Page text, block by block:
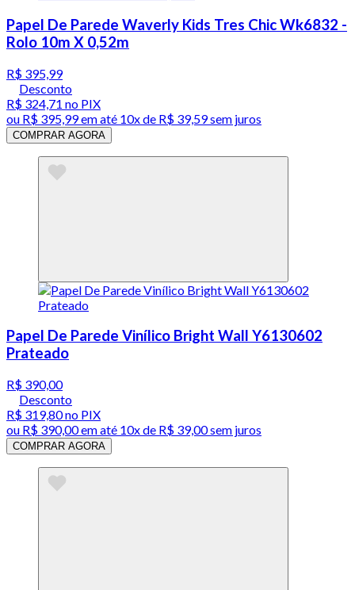
Papel De Parede Waverly Kids Tres Chic Wk6832 -
Rolo 10m X 0,52m
R$ 395,99
Desconto
R$ 324,71 no PIX
ou R$ 395,99em até 10x de R$ 39,59 sem juros
COMPRAR AGORA
Papel De Parede Vinílico Bright Wall Y6130602
Prateado
R$ 390,00
Desconto
R$ 319,80no PIX
ou R$ 390,00em até 10x de R$ 39,00 sem juros
COMPRAR AGORA